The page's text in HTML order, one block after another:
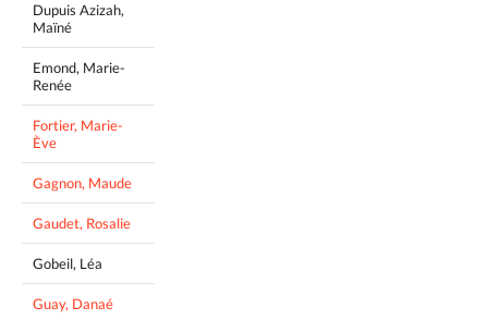
Dupuis Azizah,
Maïné
Emond, Marie-
Renée
Fortier, Marie-
Ève
Gagnon, Maude
Gaudet, Rosalie
Gobeil, Léa
Guay, Danaé